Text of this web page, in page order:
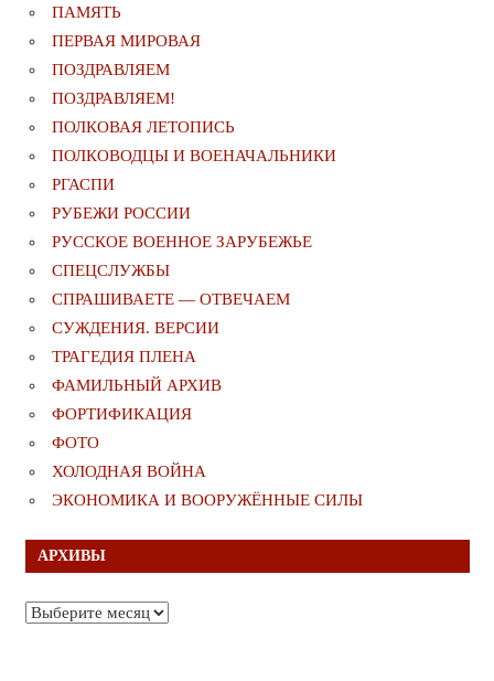
ПАМЯТЬ
ПЕРВАЯ МИРОВАЯ
ПОЗДРАВЛЯЕМ
ПОЗДРАВЛЯЕМ!
ПОЛКОВАЯ ЛЕТОПИСЬ
ПОЛКОВОДЦЫ И ВОЕНАЧАЛЬНИКИ
РГАСПИ
РУБЕЖИ РОССИИ
РУССКОЕ ВОЕННОЕ ЗАРУБЕЖЬЕ
СПЕЦСЛУЖБЫ
СПРАШИВАЕТЕ — ОТВЕЧАЕМ
СУЖДЕНИЯ. ВЕРСИИ
ТРАГЕДИЯ ПЛЕНА
ФАМИЛЬНЫЙ АРХИВ
ФОРТИФИКАЦИЯ
ФОТО
ХОЛОДНАЯ ВОЙНА
ЭКОНОМИКА И ВООРУЖЁННЫЕ СИЛЫ
АРХИВЫ
Архивы